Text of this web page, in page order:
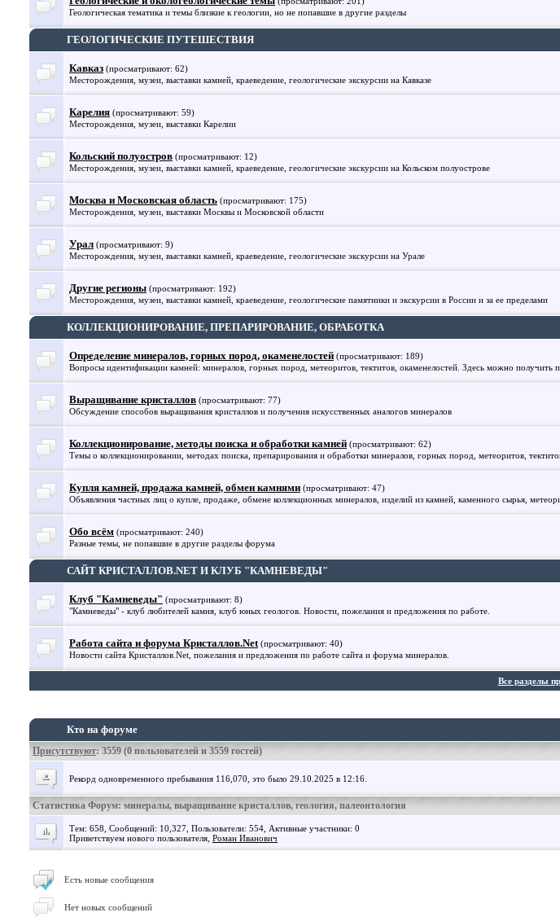
Геологическая тематика и темы близкие к геологии, но не попавшие в другие разделы
ГЕОЛОГИЧЕСКИЕ ПУТЕШЕСТВИЯ
Кавказ (просматривают: 62)
Месторождения, музеи, выставки камней, краеведение, геологические экскурсии на Кавказе
Карелия (просматривают: 59)
Месторождения, музеи, выставки Карелии
Кольский полуостров (просматривают: 12)
Месторождения, музеи, выставки камней, краеведение, геологические экскурсии на Кольском полуострове
Москва и Московская область (просматривают: 175)
Месторождения, музеи, выставки Москвы и Московской области
Урал (просматривают: 9)
Месторождения, музеи, выставки камней, краеведение, геологические экскурсии на Урале
Другие регионы (просматривают: 192)
Месторождения, музеи, выставки камней, краеведение, геологические памятники и экскурсии в России и за ее пределами
КОЛЛЕКЦИОНИРОВАНИЕ, ПРЕПАРИРОВАНИЕ, ОБРАБОТКА
Определение минералов, горных пород, окаменелостей (просматривают: 189)
Вопросы идентификации камней: минералов, горных пород, метеоритов, тектитов, окаменелостей. Здесь можно получить
Выращивание кристаллов (просматривают: 77)
Обсуждение способов выращивания кристаллов и получения искусственных аналогов минералов
Коллекционирование, методы поиска и обработки камней (просматривают: 62)
Темы о коллекционировании, методах поиска, препарирования и обработки минералов, горных пород, метеоритов,
Купля камней, продажа камней, обмен камнями (просматривают: 47)
Объявления частных лиц о купле, продаже, обмене коллекционных минералов, изделий из камней, каменного сырья,
Обо всём (просматривают: 240)
Разные темы, не попавшие в другие разделы форума
САЙТ КРИСТАЛЛОВ.NET И КЛУБ "КАМНЕВЕДЫ"
Клуб "Камневеды" (просматривают: 8)
"Камневеды" - клуб любителей камня, клуб юных геологов. Новости, пожелания и предложения по работе.
Работа сайта и форума Кристаллов.Net (просматривают: 40)
Новости сайта Кристаллов.Net, пожелания и предложения по работе сайта и форума минералов.
Все разделы
Кто на форуме
Присутствуют: 3559 (0 пользователей и 3559 гостей)
Рекорд одновременного пребывания 116,070, это было 29.10.2025 в 12:16.
Статистика Форум: минералы, выращивание кристаллов, геология, палеонтология
Тем: 658, Сообщений: 10,327, Пользователи: 554, Активные участники: 0
Приветствуем нового пользователя, Роман Иванович
Есть новые сообщения
Нет новых сообщений